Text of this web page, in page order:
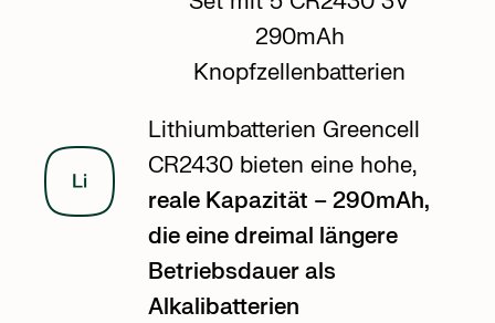
290mAh
Knopfzellenbatterien
Lithiumbatterien Greencell
CR2430 bieten eine hohe,
reale Kapazität – 290mAh,
die eine dreimal längere
Betriebsdauer als
Alkalibatterien